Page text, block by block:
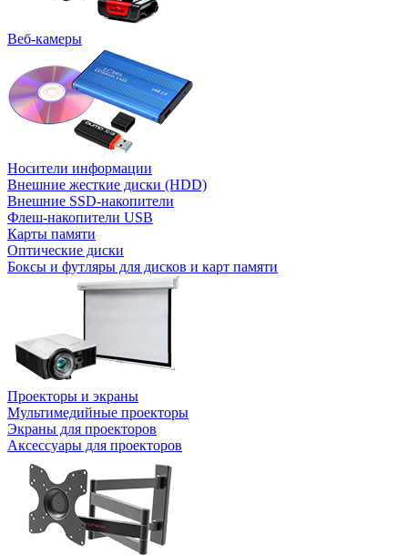
Веб-камеры
Носители информации
Внешние жесткие диски (HDD)
Внешние SSD-накопители
Флеш-накопители USB
Карты памяти
Оптические диски
Боксы и футляры для дисков и карт памяти
Проекторы и экраны
Мультимедийные проекторы
Экраны для проекторов
Аксессуары для проекторов